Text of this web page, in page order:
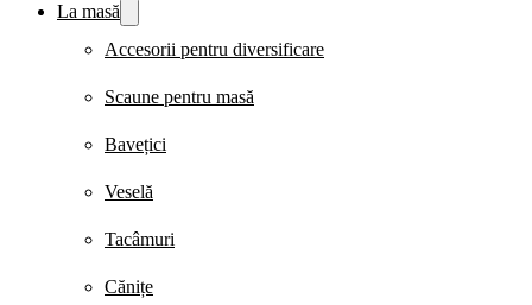
La masă
Accesorii pentru diversificare
Scaune pentru masă
Bavețici
Veselă
Tacâmuri
Cănițe